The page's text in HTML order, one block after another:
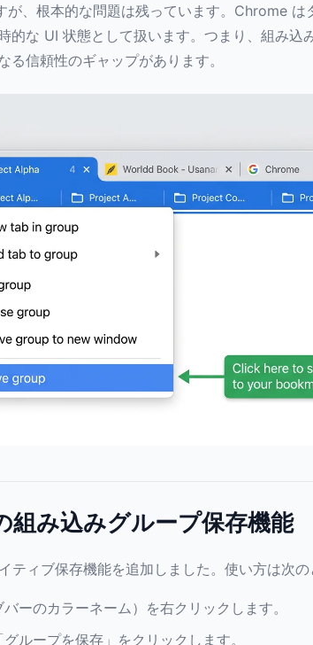
、根本的な問題は残っています。Chrome は
的な UI 状態として扱います。つまり、組み込
る信頼性のギャップがあります。
組み込みグループ保存機能
ティブ保存機能を追加しました。使い方は次の
ーのカラーネーム）を右クリックします。
ループを保存」をクリックします。